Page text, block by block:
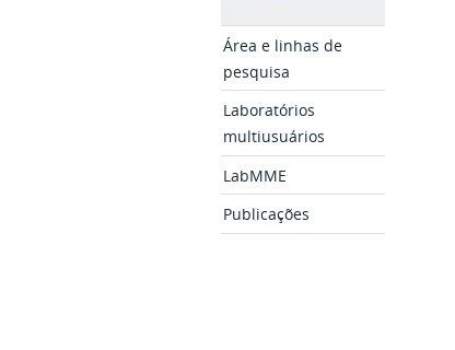
Área e linhas de
pesquisa
Laboratórios
multiusuários
LabMME
Publicações